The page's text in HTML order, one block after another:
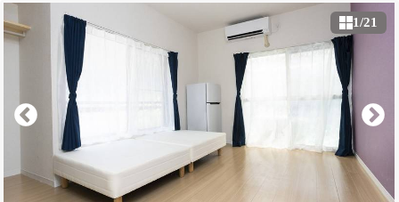
1/21